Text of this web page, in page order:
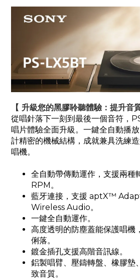
【 升級您的黑膠聆聽體驗：提升音
從唱針落下一刻到最後一個音符，
唱片體驗全面升級。一鍵全自動播
計精密的機械結構，成就兼具洗練
唱機。
全自動帶傳動運作，支援兩種
RPM。
藍牙連接，支援 aptX™
Wireless Audio。
一鍵全自動運作。
高度透明的防塵蓋能保護唱機
俐落。
鍍金插孔支援高階音訊線。
鋁製唱臂、壓鑄轉盤、橡膠墊
致音質。